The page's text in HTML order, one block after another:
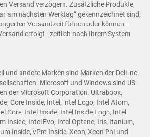
Versand verzögern. Zusätzliche Produkte,
am nächsten Werktag“ gekennzeichnet sind,
Versandzeit führen oder können -
erfolgt - zeitlich nach Ihrem System
und andere Marken sind Marken der Dell Inc.
Microsoft und Windows sind US-
der Microsoft Corporation. Ultrabook,
Core Inside, Intel, Intel Logo, Intel Atom,
Core, Intel Inside, Intel Inside Logo, Intel
Inside, Intel Evo, Intel Optane, Iris, Itanium,
Inside, vPro Inside, Xeon, Xeon Phi und